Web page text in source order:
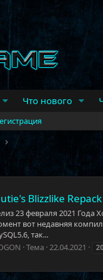
Что нового
Blizzlike
23 февраля 2021 Года
вот недавняя
так...
Тема 22.04.2021